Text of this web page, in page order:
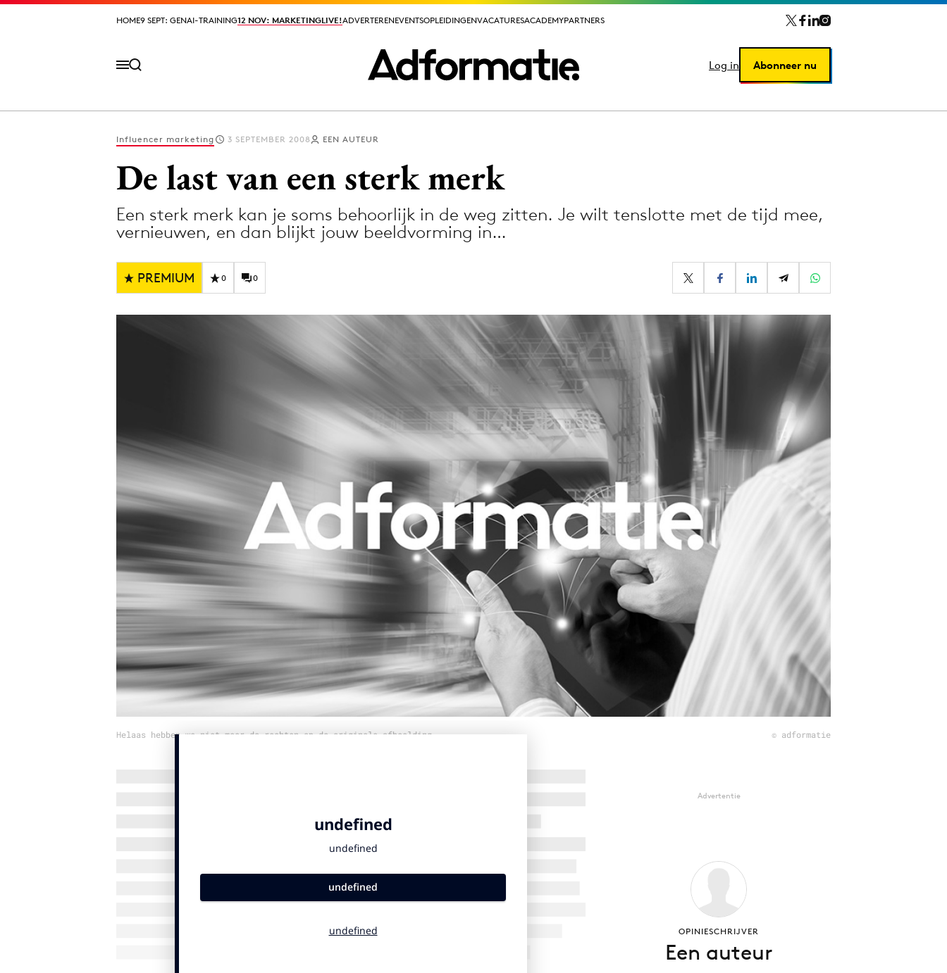
HOME9 SEPT: GENAI-TRAINING12 NOV: MARKETINGLIVE!ADVERTERENEVENTSOPLEIDINGENVACATURESACADEMYPARTNERS
Log in Abonneer nu
HOME9 SEPT: GENAI-TRAINING12 NOV: MARKETINGLIVE!ADVERTERENEVENTSOPLEIDINGENVACATURESACADEMYPARTNERS
Log in Abonneer nu
Digital transformation
Diversiteit
Effectiviteit
Influencer marketing
Interne communicatie
Programmatic
Purpose Marketing
Reputatie & crisis
Influencer marketing 3 SEPTEMBER 2008 EEN AUTEUR
De last van een sterk merk
Een sterk merk kan je soms behoorlijk in de weg zitten. Je wilt tenslotte met de tijd mee,
vernieuwen, en dan blijkt jouw beeldvorming in…
PREMIUM 0 0
Helaas hebben we niet meer de rechten op de originele afbeelding © adformatie
Advertentie
OPINIESCHRIJVER
Een auteur